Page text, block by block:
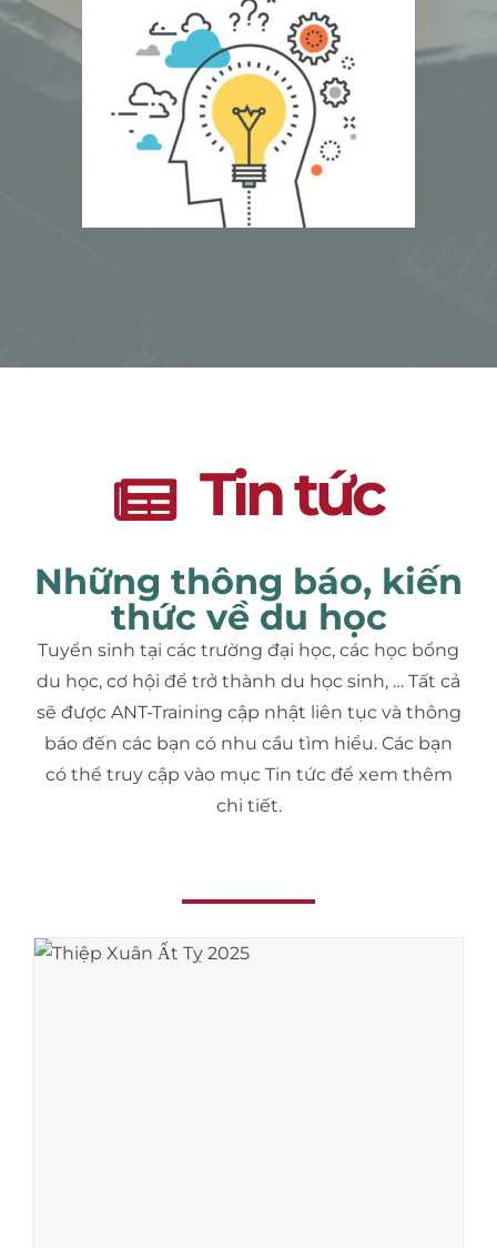
Tin tức
Những thông báo, kiến
thức về du học
Tuyển sinh tại các trường đại học, các học bổng
du học, cơ hội để trở thành du học sinh, … Tất cả
sẽ được ANT-Training cập nhật liên tục và thông
báo đến các bạn có nhu cầu tìm hiểu. Các bạn
có thể truy cập vào mục Tin tức để xem thêm
chi tiết.